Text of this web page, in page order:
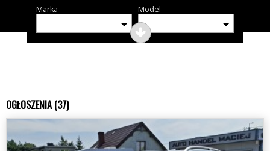
Marka Model
OGŁOSZENIA (37)